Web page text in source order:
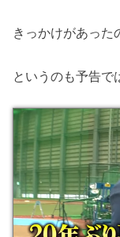
きっかけがあった
というのも予告で